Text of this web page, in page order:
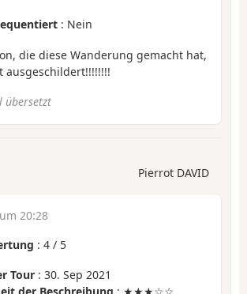
: Nein
die diese Wanderung gemacht hat,
ausgeschildert!!!!!!!!
übersetzt
Pierrot DAVID
20:28
: 4 / 5
Tour : 30. Sep 2021